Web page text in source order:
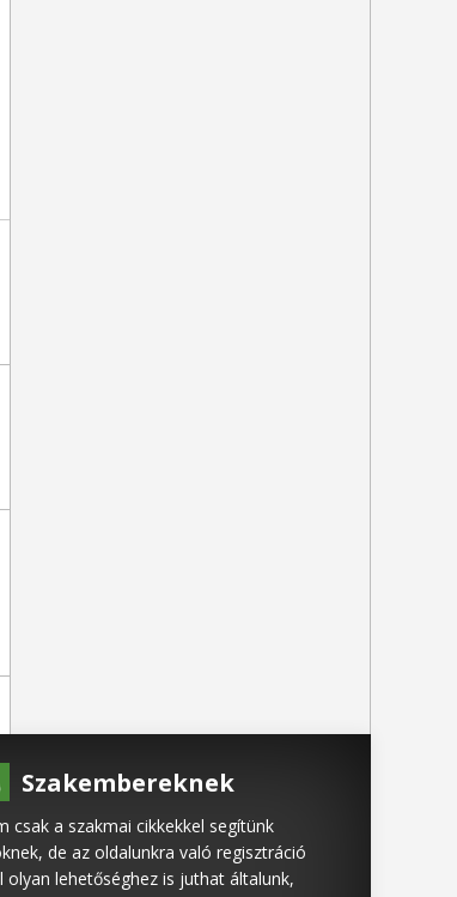
Szakembereknek
csak a szakmai cikkekkel segítünk
de az oldalunkra való regisztráció
olyan lehetőséghez is juthat általunk,